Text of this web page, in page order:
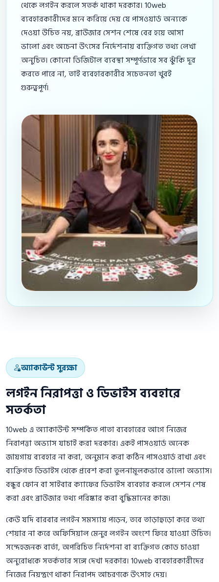
থেকে লগইন করলে সতর্ক থাকা দরকার। 10web
ব্যবহারকারীদের মনে করিয়ে দেয় যে পাসওয়ার্ড অন্যকে
দেওয়া উচিত নয়, ব্রাউজার সেশন শেষে বের হয়ে আসা
ভালো এবং অচেনা উৎসের নির্দেশনায় ব্যক্তিগত তথ্য লেখা
অনুচিত। কোনো ডিজিটাল ব্যবস্থা সম্পূর্ণভাবে সব ঝুঁকি দূর
করতে পারে না, তাই ব্যবহারকারীর সচেতনতা খুবই
গুরুত্বপূর্ণ।
অ্যাকাউন্ট সুরক্ষা
লগইন নিরাপত্তা ও ডিভাইস ব্যবহারে
সতর্কতা
10web এ অ্যাকাউন্ট সম্পর্কিত পাতা ব্যবহারের আগে নিজের
নিরাপত্তা অভ্যাস যাচাই করা দরকার। একই পাসওয়ার্ড অনেক
জায়গায় ব্যবহার না করা, অনুমান করা কঠিন পাসওয়ার্ড রাখা এবং
ব্যক্তিগত ডিভাইস থেকে প্রবেশ করা তুলনামূলকভাবে ভালো অভ্যাস।
বন্ধুর ফোন বা সাইবার ক্যাফের ডিভাইস ব্যবহার করলে সেশন শেষ
করা এবং ব্রাউজার তথ্য পরিষ্কার করা বুদ্ধিমানের কাজ।
কেউ যদি বারবার লগইন সমস্যায় পড়েন, তবে তাড়াহুড়ো করে তথ্য
শেয়ার না করে অফিসিয়াল মেনুর লগইন অংশে ফিরে যাওয়া উচিত।
সন্দেহজনক বার্তা, অপরিচিত নির্দেশনা বা ব্যক্তিগত কোড চাওয়া
অনুরোধকে সতর্কতার সঙ্গে দেখা দরকার। 10web ব্যবহারকারীদের
নিজের নিয়ন্ত্রণে থাকা নিরাপদ আচরণকে উৎসাহ দেয়।